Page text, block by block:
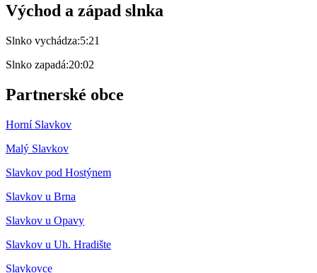
Východ a západ slnka
Slnko vychádza:5:21
Slnko zapadá:20:02
Partnerské obce
Horní Slavkov
Malý Slavkov
Slavkov pod Hostýnem
Slavkov u Brna
Slavkov u Opavy
Slavkov u Uh. Hradište
Slavkovce